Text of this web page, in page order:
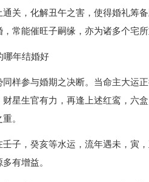
通关，化解丑午之害，使得婚礼筹
常能催旺子嗣缘，亦为诸多个宅所
同样参与婚期之决断。当命主大运
财星生官有力，再逢上述红鸾，六
。
壬子，癸亥等水运，流年遇未，寅
有增益。